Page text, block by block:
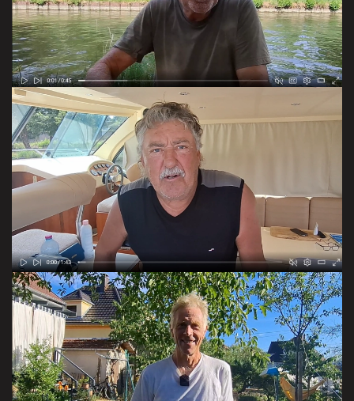
VOIR LE RUSH 45 S
batelier
VOIR LE RUSH 1 MN 43 S
à vélo